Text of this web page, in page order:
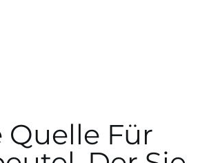
Quelle Für